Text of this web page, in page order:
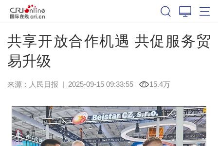
共享开放合作机遇 共促服务贸
易升级
来源： 人民日报 | 2025-09-15 09:33:55 15.4万